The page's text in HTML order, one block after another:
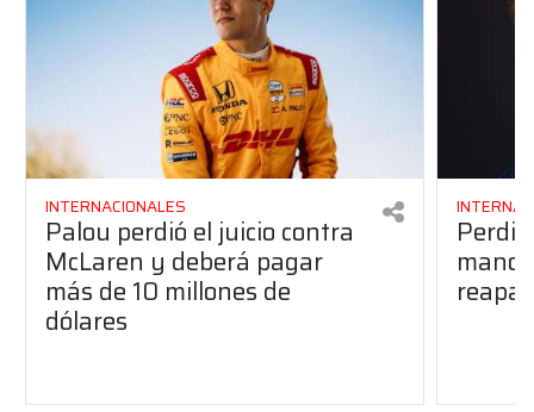
INTERNACIONALES
Palou perdió el juicio contra
McLaren y deberá pagar
más de 10 millones de
dólares